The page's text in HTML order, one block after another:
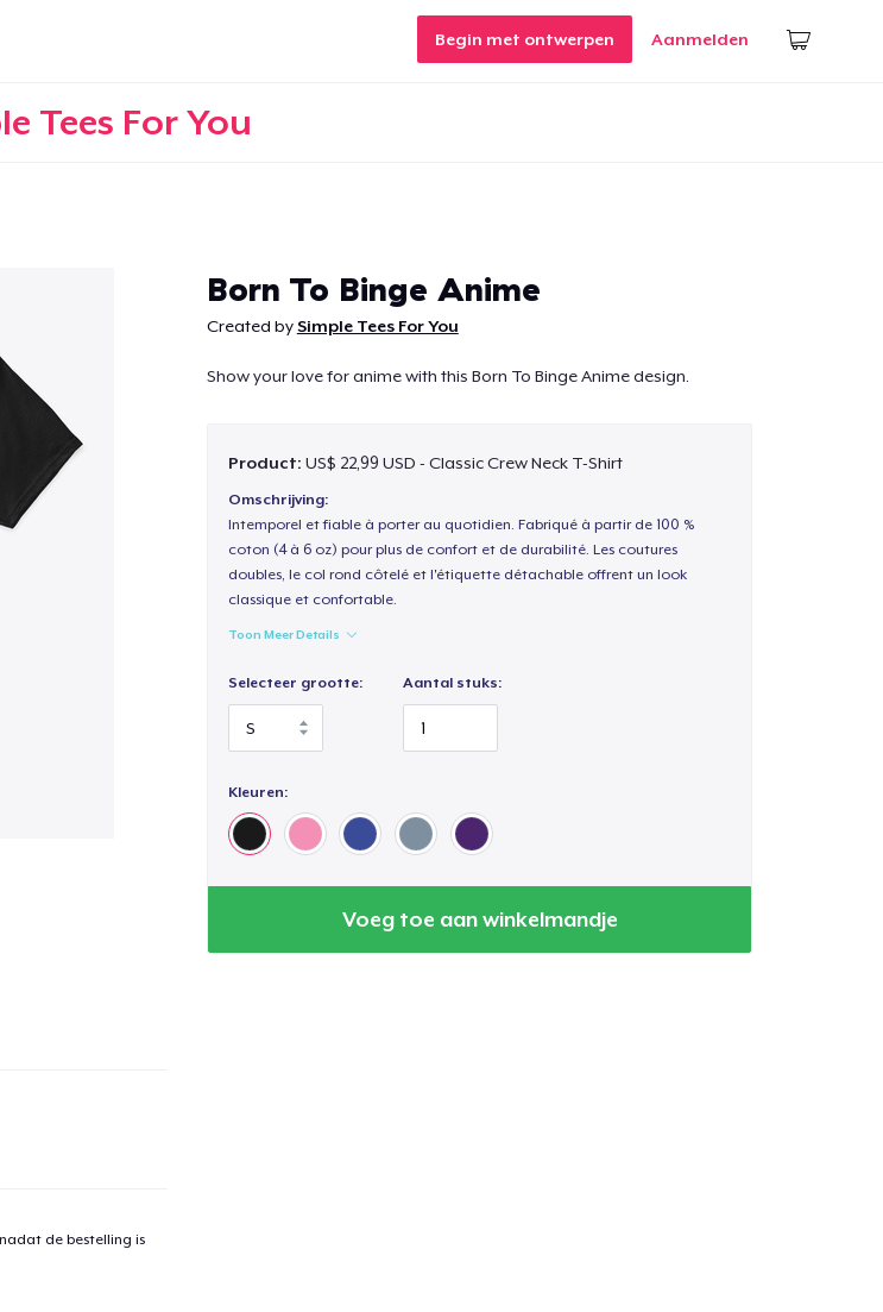
Begin met ontwerpen Aanmelden
Tees For You
Born To Binge Anime
Created bySimple Tees For You
Show your love for anime with this Born To Binge Anime design.
Product: US$ 22,99 USD - Classic Crew Neck T-Shirt
Omschrijving:
Intemporel et fiable à porter au quotidien. Fabriqué à partir de 100 %
coton (4 à 6 oz) pour plus de confort et de durabilité. Les coutures
doubles, le col rond côtelé et l'étiquette détachable offrent un look
classique et confortable.
Toon Meer Details
Selecteer grootte: Aantal stuks:
Kleuren:
Voeg toe aan winkelmandje
de bestelling is